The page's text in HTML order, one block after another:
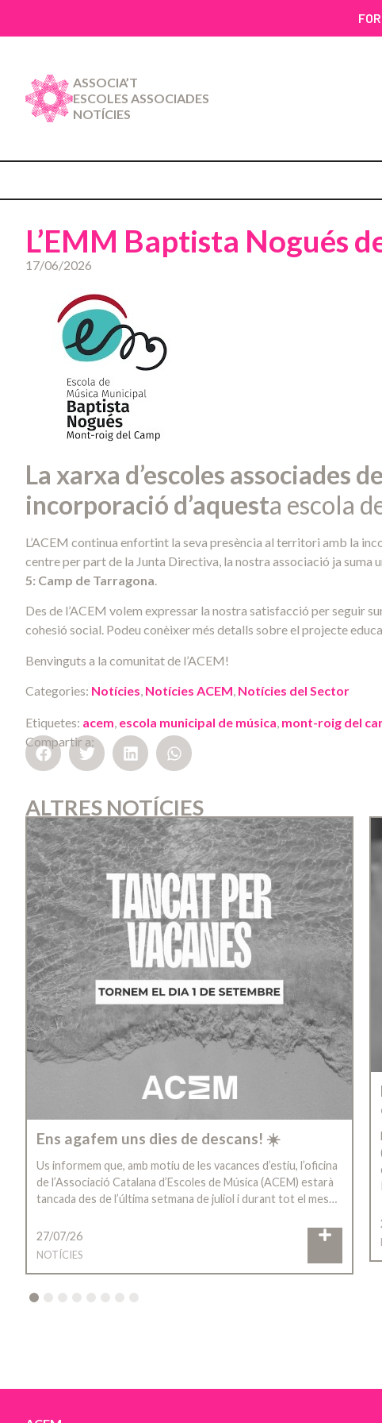
ASSOCIA’T
ESCOLES ASSOCIADES
NOTÍCIES
L’EMM Baptista Nogués
17/06/2026
La xarxa d’escoles
incorporació d’aquesta escola
L’ACEM continua enfortint la seva presència al territori amb la
centre per part de la Junta Directiva, la nostra associació ja suma
5: Camp de Tarragona.
Des de l’ACEM volem expressar la nostra satisfacció per seguir
cohesió social. Podeu conèixer més detalls sobre el projecte
Benvinguts a la comunitat de l’ACEM!
Categories: Notícies, Notícies ACEM, Notícies del Sector
Etiquetes: acem, escola municipal de música, mont-roig del
Compartir a:
ALTRES NOTÍCIES
Ens agafem uns dies de descans! ☀️
Us informem que, amb motiu de les vacances d’estiu, l’oficina
de l’Associació Catalana d’Escoles de Música (ACEM) estarà
tancada des de l’última setmana de juliol i durant tot el mes…
27/07/26
NOTÍCIES
4 5 6 7 8